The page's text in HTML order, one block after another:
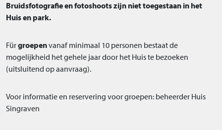
Bruidsfotografie en fotoshoots zijn niet toegestaan in het
Huis en park.
Fürgroepenvanaf minimaal 10 personen bestaat de
mogelijkheid het gehele jaar door het Huis te bezoeken
(uitsluitend op aanvraag).
Voor informatie en reservering voor groepen: beheerder Huis
Singraven